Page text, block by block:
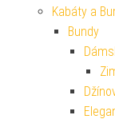
Kabáty a
Bundy